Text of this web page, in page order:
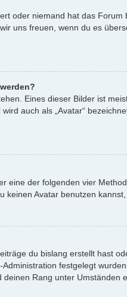
oder niemand hat das
uns freuen, wenn du es
Eines dieser Bilder ist
auch als „Avatar“
eine der folgenden vier
Avatar benutzen
du bislang erstellt hast
festgelegt
Rang unter Umständen